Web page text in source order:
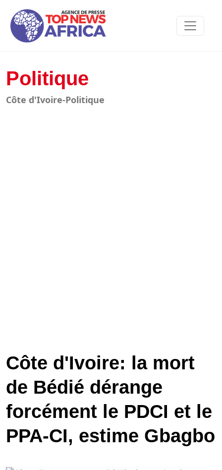
Politique
Côte d'Ivoire-Politique
Côte d'Ivoire: la mort
de Bédié dérange
forcément le PDCI et le
PPA-CI, estime Gbagbo